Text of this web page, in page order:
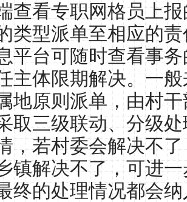
查看专职网格员上
类型派单至相应的
平台可随时查看事
主体限期解决。一
地原则派单，由村
取三级联动、分级
，若村委会解决不
镇解决不了，可进
终的处理情况都会